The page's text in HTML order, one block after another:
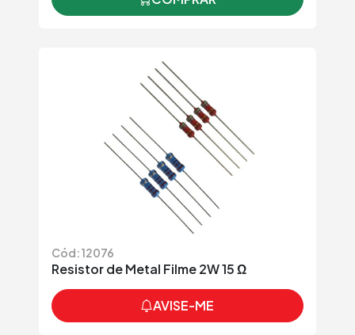
Cód: 12076
Resistor de Metal Filme 2W 15 Ω
AVISE-ME